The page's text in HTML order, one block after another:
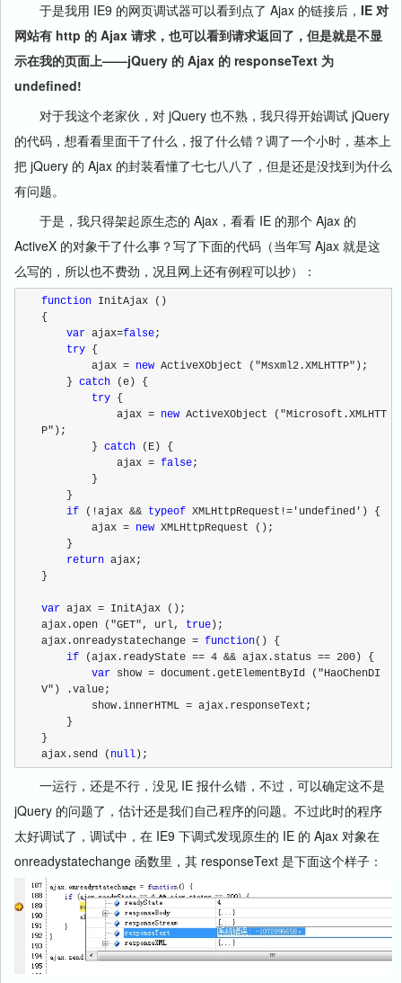
于是我用 IE9 的网页调试器可以看到点了 Ajax 的链接后， IE 对
网站有 http 的 Ajax 请求，也可以看到请求返回了，但是就是不显
示在我的页面上——jQuery 的 Ajax 的 responseText 为
undefined!
对于我这个老家伙，对 jQuery 也不熟，我只得开始调试 jQuery
的代码，想看看里面干了什么，报了什么错？调了一个小时，基本上
把 jQuery 的 Ajax 的封装看懂了七七八八了，但是还是没找到为什么
有问题。
于是，我只得架起原生态的 Ajax，看看 IE 的那个 Ajax 的
ActiveX 的对象干了什么事？写了下面的代码（当年写 Ajax 就是这
么写的，所以也不费劲，况且网上还有例程可以抄）：
function InitAjax ()
{
var ajax=false;
try {
        ajax =
new ActiveXObject ("Msxml2.XMLHTTP");
    }
catch (e) {
try {
            ajax =
new ActiveXObject ("Microsoft.XMLHTT
P");
        }
catch (E) {
            ajax =
false;
        }
    }
if (!ajax && typeof XMLHttpRequest!='undefined') {
        ajax =
new XMLHttpRequest ();
    }
return ajax;
}
var ajax = InitAjax ();
ajax.open ("GET", url, true );
ajax.onreadystatechange = function() {
if (ajax.readyState == 4 && ajax.status == 200) {
var show = document.getElementById ("HaoChenDI
V") .value;
        show.innerHTML = ajax.responseText;
    }
}
ajax.send ( null );
一运行，还是不行，没见 IE 报什么错，不过，可以确定这不是
jQuery 的问题了，估计还是我们自己程序的问题。不过此时的程序
太好调试了，调试中，在 IE9 下调式发现原生的 IE 的 Ajax 对象在
onreadystatechange 函数里，其 responseText 是下面这个样子：